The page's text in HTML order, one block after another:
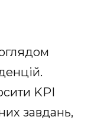
KPI
завдань,